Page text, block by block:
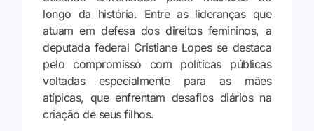
longo da história. Entre as lideranças que
atuam em defesa dos direitos femininos, a
deputada federal Cristiane Lopes se destaca
pelo compromisso com políticas públicas
voltadas especialmente para as mães
atípicas, que enfrentam desafios diários na
criação de seus filhos.